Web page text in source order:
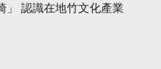
」 認識在地竹文化產業